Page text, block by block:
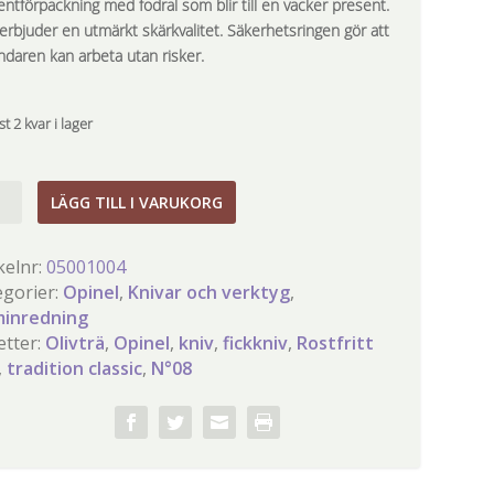
med fodral som blir till en vacker present.
en utmärkt skärkvalitet. Säkerhetsringen gör att
kan arbeta utan risker.
2 kvar i lager
LÄGG TILL I VARUKORG
05001004
Opinel, Knivar och verktyg,
Olivträ, Opinel, kniv,fickkniv, Rostfritt
, tradition classic, N°08